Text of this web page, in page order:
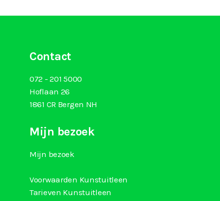
Contact
072 - 201 5000
Hoflaan 26
1861 CR Bergen NH
Mijn bezoek
Mijn bezoek
Voorwaarden Kunstuitleen
Tarieven Kunstuitleen